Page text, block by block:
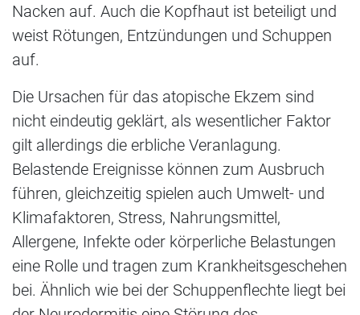
Nacken auf. Auch die Kopfhaut ist beteiligt und
weist Rötungen, Entzündungen und Schuppen
auf.
Die Ursachen für das atopische Ekzem sind
nicht eindeutig geklärt, als wesentlicher Faktor
gilt allerdings die erbliche Veranlagung.
Belastende Ereignisse können zum Ausbruch
führen, gleichzeitig spielen auch Umwelt- und
Klimafaktoren, Stress, Nahrungsmittel,
Allergene, Infekte oder körperliche Belastungen
eine Rolle und tragen zum Krankheitsgeschehen
bei. Ähnlich wie bei der Schuppenflechte liegt bei